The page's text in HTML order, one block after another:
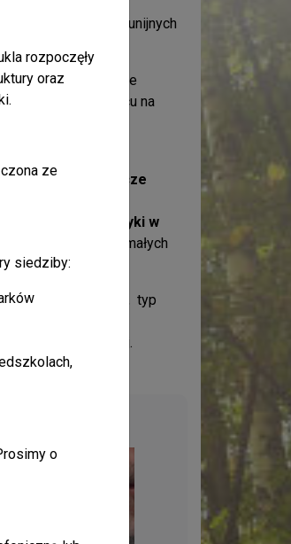
dotacje z funduszy unijnych
turystycznie
się na 1 miejscu na
pn.
„Pogranicze
„Poprawa diagnostyki w
Komitetu ds. małych
do zmian klimatu, typ
rozpoczęły
oraz
ze
siedziby:
o